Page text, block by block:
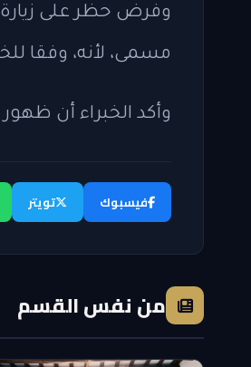
وفرض حظر على
مسمى، لأنه، وفقا
وأكد الخبراء أن
فيسبوك تويتر
من نفس القسم